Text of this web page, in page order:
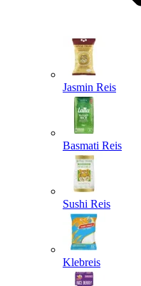
Jasmin Reis
Basmati Reis
Sushi Reis
Klebreis